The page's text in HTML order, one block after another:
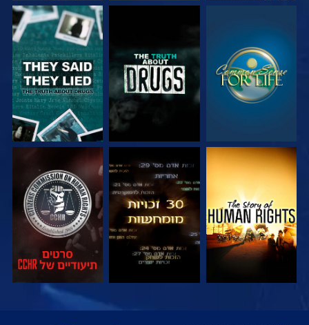
צפה צפה צפה
צפה צפה צפה